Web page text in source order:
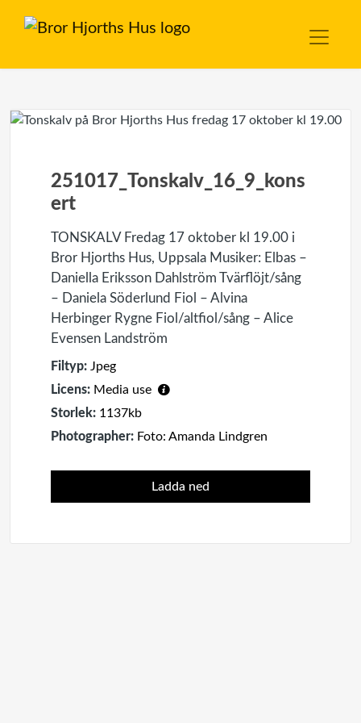
251017_Tonskalv_16_9_kons
ert
TONSKALV Fredag 17 oktober kl 19.00 i
Bror Hjorths Hus, Uppsala Musiker: Elbas –
Daniella Eriksson Dahlström Tvärflöjt/sång
– Daniela Söderlund Fiol – Alvina
Herbinger Rygne Fiol/altfiol/sång – Alice
Evensen Landström
Filtyp: Jpeg
Licens: Media use
Storlek: 1137kb
Photographer: Foto: Amanda Lindgren
Ladda ned